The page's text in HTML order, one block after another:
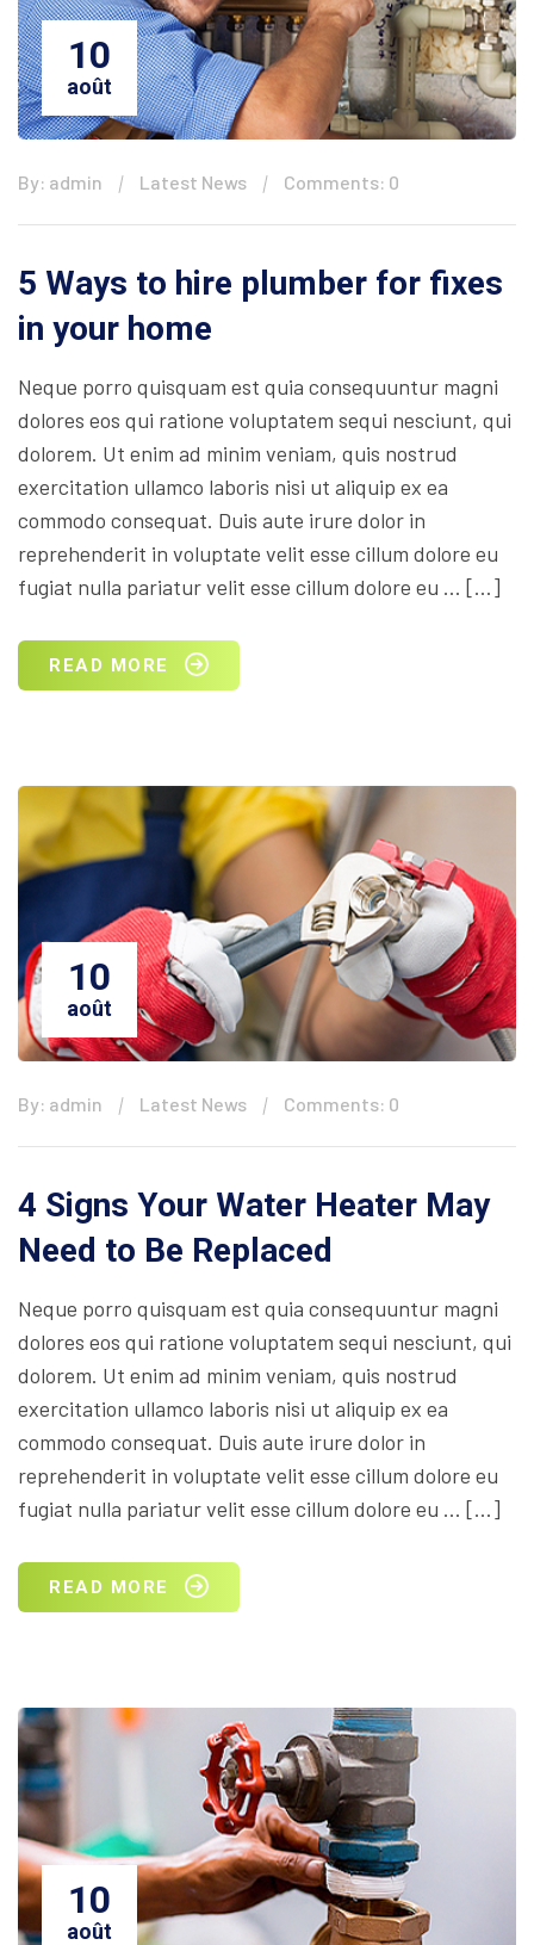
10
août
By: admin Latest News Comments: 0
5 Ways to hire plumber for fixes
in your home
Neque porro quisquam est quia consequuntur magni
dolores eos qui ratione voluptatem sequi nesciunt, qui
dolorem. Ut enim ad minim veniam, quis nostrud
exercitation ullamco laboris nisi ut aliquip ex ea
commodo consequat. Duis aute irure dolor in
reprehenderit in voluptate velit esse cillum dolore eu
fugiat nulla pariatur velit esse cillum dolore eu … […]
READ MORE
10
août
By: admin Latest News Comments: 0
4 Signs Your Water Heater May
Need to Be Replaced
Neque porro quisquam est quia consequuntur magni
dolores eos qui ratione voluptatem sequi nesciunt, qui
dolorem. Ut enim ad minim veniam, quis nostrud
exercitation ullamco laboris nisi ut aliquip ex ea
commodo consequat. Duis aute irure dolor in
reprehenderit in voluptate velit esse cillum dolore eu
fugiat nulla pariatur velit esse cillum dolore eu … […]
READ MORE
10
août